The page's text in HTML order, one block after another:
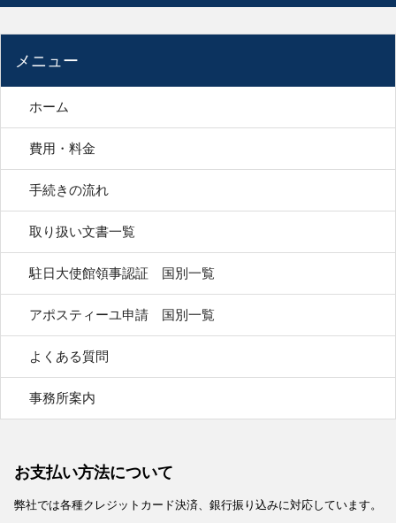
メニュー
ホーム
費用・料金
手続きの流れ
取り扱い文書一覧
駐日大使館領事認証 国別一覧
アポスティーユ申請 国別一覧
よくある質問
事務所案内
お支払い方法について
弊社では各種クレジットカード決済、銀行振り込みに対応しています。